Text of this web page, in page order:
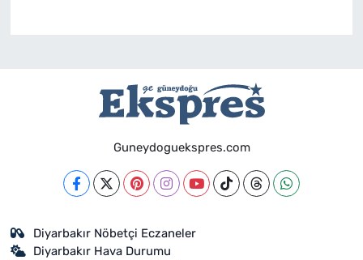
Guneydoguekspres.com
Diyarbakır Nöbetçi Eczaneler
Diyarbakır Hava Durumu